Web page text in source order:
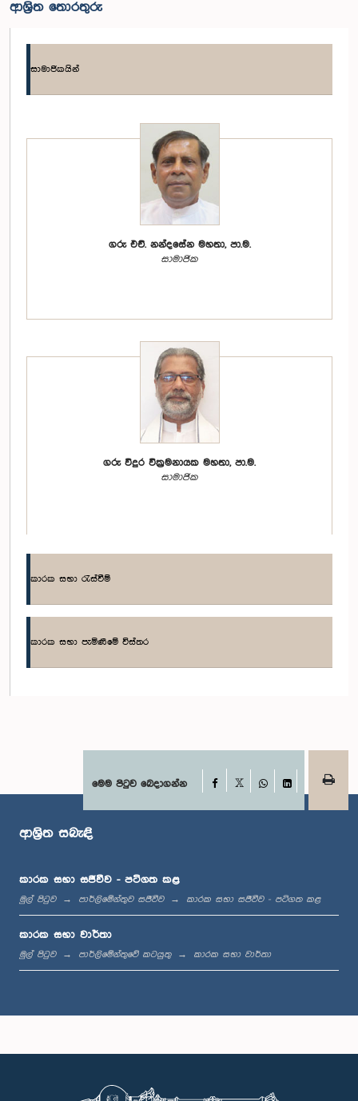
ආශ්‍රිත තොරතුරු
සාමාජිකයින්
ගරු එච්. නන්දසේන මහතා, පා.ම.
සාමාජික
ගරු විදුර වික්‍රමනායක මහතා, පා.ම.
සාමාජික
ගරු සමන්ප්‍රිය හේරත් මහතා, පා.ම.
සාමාජික
කාරක සභා රැස්වීම්
කාරක සභා පැමිණීමේ විස්තර
මෙම පිටුව බෙදාගන්න Facebook
WhatsApp
LinkedIn
ආශ්‍රිත සබැඳි
කාරක සභා සජීවීව - පටිගත කළ
මුල් පිටුව පාර්ලිමේන්තුව සජීවීව කාරක සභා සජීවීව - පටිගත කළ
කාරක සභා වාර්තා
මුල් පිටුව පාර්ලිමේන්තුවේ කටයුතු කාරක සභා වාර්තා